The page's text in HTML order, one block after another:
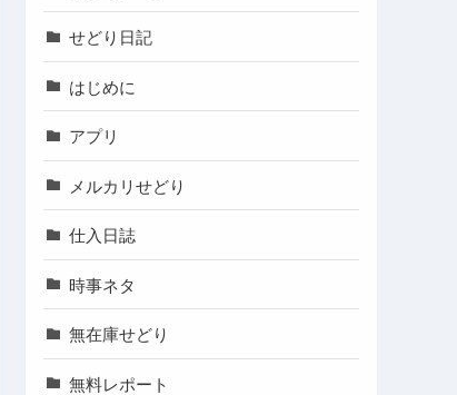
せどり日記
はじめに
アプリ
メルカリせどり
仕入日誌
時事ネタ
無在庫せどり
無料レポート